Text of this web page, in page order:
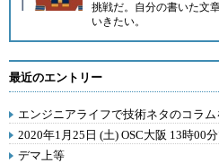
挑戦だ。自分の書いた文
いきたい。
最近のエントリー
エンジニアライフで技術ネタのコラム
2020年1月25日 (土) OSC大阪 13時00
デマ上等